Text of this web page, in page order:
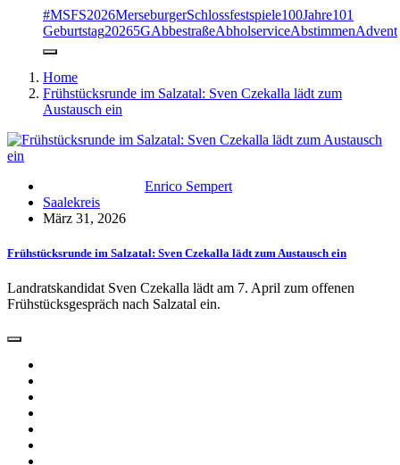
#MSFS2026MerseburgerSchlossfestspiele100Jahre101
Geburtstag20265GAbbestraßeAbholserviceAbstimmenAdvent
Home
Frühstücksrunde im Salzatal: Sven Czekalla lädt zum
Austausch ein
Enrico Sempert
Saalekreis
März 31, 2026
Frühstücksrunde im Salzatal: Sven Czekalla lädt zum Austausch ein
Landratskandidat Sven Czekalla lädt am 7. April zum offenen
Frühstücksgespräch nach Salzatal ein.